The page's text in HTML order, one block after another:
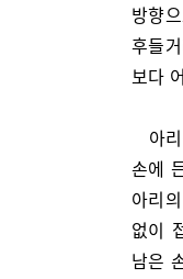
방향
후들
보다
아
손에
아리
없이
남은